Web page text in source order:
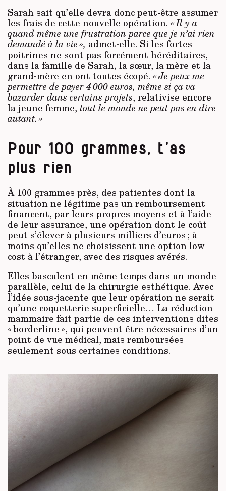
Sarah sait qu’elle devra donc peut-être assumer
les frais de cette nouvelle opération. « Il y a
quand même une frustration parce que je n’ai rien
demandé à la vie », admet-elle. Si les fortes
poitrines ne sont pas forcément héréditaires,
dans la famille de Sarah, la sœur, la mère et la
grand-mère en ont toutes écopé. « Je peux me
permettre de payer 4 000 euros, même si ça va
bazarder dans certains projets, relativise encore
la jeune femme, tout le monde ne peut pas en dire
autant. »
Pour 100 grammes, t’as
plus rien
À 100 grammes près, des patientes dont la
situation ne légitime pas un remboursement
financent, par leurs propres moyens et à l’aide
de leur assurance, une opération dont le coût
peut s’élever à plusieurs milliers d’euros ; à
moins qu’elles ne choisissent une option low
cost à l’étranger, avec des risques avérés.
Elles basculent en même temps dans un monde
parallèle, celui de la chirurgie esthétique. Avec
l’idée sous-jacente que leur opération ne serait
qu’une coquetterie superficielle… La réduction
mammaire fait partie de ces interventions dites
« borderline », qui peuvent être nécessaires d’un
point de vue médical, mais remboursées
seulement sous certaines conditions.